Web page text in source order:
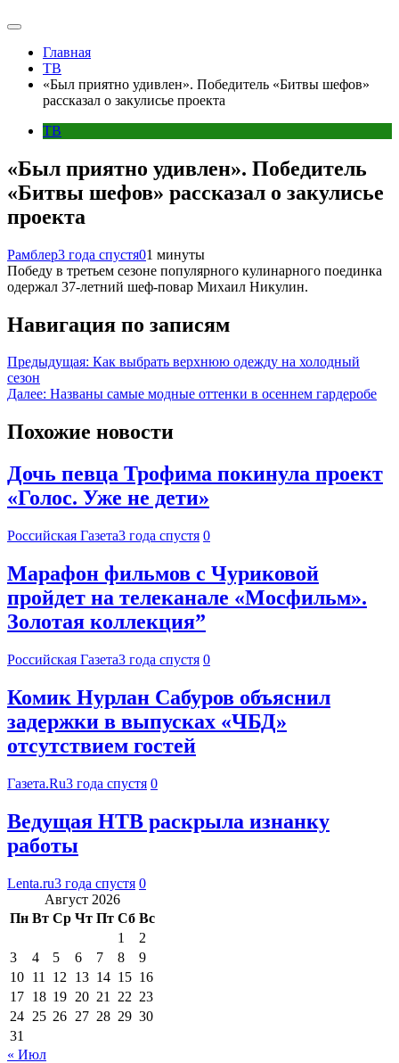
Главная
ТВ
«Был приятно удивлен». Победитель «Битвы шефов»
рассказал о закулисье проекта
ТВ
«Был приятно удивлен». Победитель
«Битвы шефов» рассказал о закулисье
проекта
Рамблер3 года спустя01 минуты
Победу в третьем сезоне популярного кулинарного поединка
одержал 37-летний шеф-повар Михаил Никулин.
Навигация по записям
Предыдущая: Как выбрать верхнюю одежду на холодный
сезон
Далее: Названы самые модные оттенки в осеннем гардеробе
Похожие новости
Дочь певца Трофима покинула проект
«Голос. Уже не дети»
Российская Газета3 года спустя 0
Марафон фильмов с Чуриковой
пройдет на телеканале «Мосфильм».
Золотая коллекция”
Российская Газета3 года спустя 0
Комик Нурлан Сабуров объяснил
задержки в выпусках «ЧБД»
отсутствием гостей
Газета.Ru3 года спустя 0
Ведущая НТВ раскрыла изнанку
работы
Lenta.ru3 года спустя 0
Август 2026
Пн Вт Ср Чт Пт Сб Вс
1
2
3
4 5 6 7 8
9
10 11 12 13 14 15 16
17 18 19 20 21 22 23
24 25 26 27 28 29 30
31
« Июл